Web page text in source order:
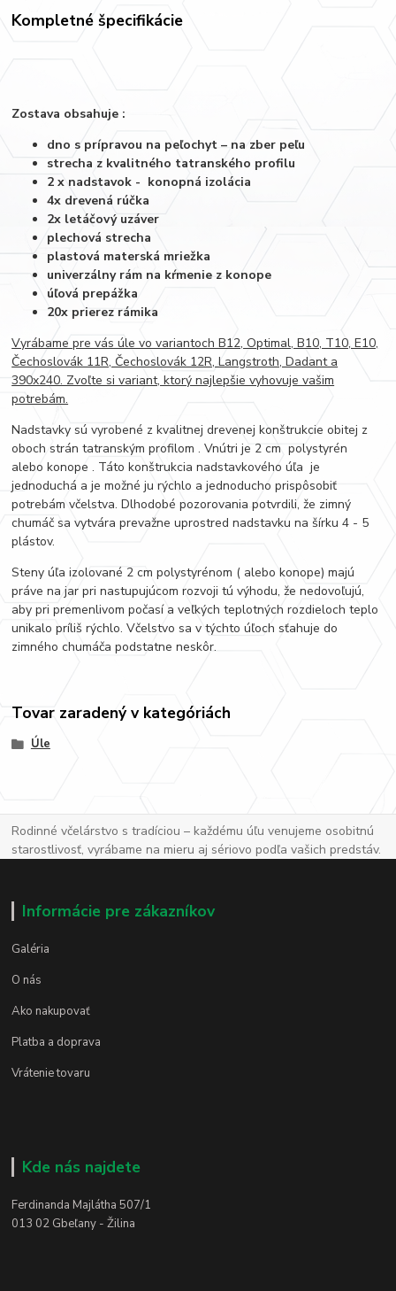
Kompletné špecifikácie
Zostava obsahuje :
dno s prípravou na peľochyt – na zber peľu
strecha z kvalitného tatranského profilu
2 x nadstavok - konopná izolácia
4x drevená rúčka
2x letáčový uzáver
plechová strecha
plastová materská mriežka
univerzálny rám na kŕmenie z konope
úľová prepážka
20x prierez rámika
Vyrábame pre vás úle vo variantoch B12, Optimal, B10, T10, E10,
Čechoslovák 11R, Čechoslovák 12R, Langstroth, Dadant a
390x240. Zvoľte si variant, ktorý najlepšie vyhovuje vašim
potrebám.
Nadstavky sú vyrobené z kvalitnej drevenej konštrukcie obitej z
oboch strán tatranským profilom . Vnútri je 2 cm polystyrén
alebo konope . Táto konštrukcia nadstavkového úľa je
jednoduchá a je možné ju rýchlo a jednoducho prispôsobiť
potrebám včelstva. Dlhodobé pozorovania potvrdili, že zimný
chumáč sa vytvára prevažne uprostred nadstavku na šírku 4 - 5
plástov.
Steny úľa izolované 2 cm polystyrénom ( alebo konope) majú
práve na jar pri nastupujúcom rozvoji tú výhodu, že nedovoľujú,
aby pri premenlivom počasí a veľkých teplotných rozdieloch teplo
unikalo príliš rýchlo. Včelstvo sa v týchto úľoch sťahuje do
zimného chumáča podstatne neskôr.
Tovar zaradený v kategóriách
Úle
Rodinné včelárstvo s tradíciou – každému úľu venujeme osobitnú
starostlivosť, vyrábame na mieru aj sériovo podľa vašich predstáv.
Informácie pre zákazníkov
Galéria
O nás
Ako nakupovať
Platba a doprava
Vrátenie tovaru
Kde nás najdete
Ferdinanda Majlátha 507/1
013 02 Gbeľany - Žilina